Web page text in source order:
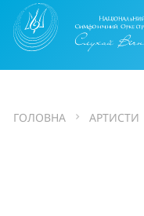
ГОЛОВНА АРТИСТИ